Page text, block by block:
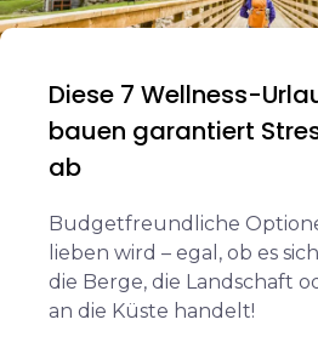
Diese 7 Wellness-
bauen garantiert
ab
Budgetfreundliche
lieben wird – egal, ob es
die Berge, die Landschaft
an die Küste handelt!